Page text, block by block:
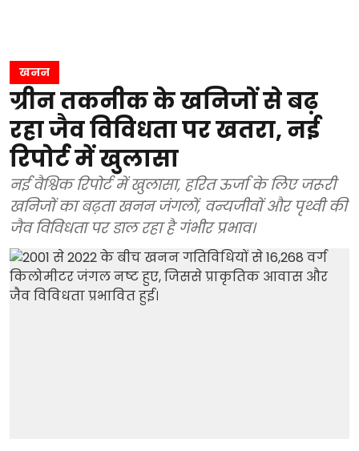
खनन
ग्रीन तकनीक के खनिजों से बढ़
रहा जैव विविधता पर खतरा, नई
रिपोर्ट में खुलासा
नई वैश्विक रिपोर्ट में खुलासा, हरित ऊर्जा के लिए जरूरी
खनिजों का बढ़ता खनन जंगलों, वन्यजीवों और पृथ्वी की
जैव विविधता पर डाल रहा है गंभीर प्रभाव।